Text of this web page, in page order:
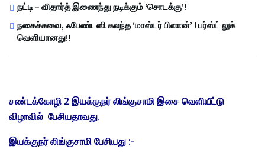
நட்டி – விதார்த் இணைந்து நடிக்கும் ‘சொடக்கு’!
நகைச்சுவை, ஃபேண்டஸி கலந்த ‘மாஸ்டர் பிளான்’ ! பர்ஸ்ட் லுக்
வெளியானது!!
சண்டக்கோழி 2 இயக்குநர் லிங்குசாமி இசை வெளியீட்டு
விழாவில் பேசியதாவது.
இயக்குநர் லிங்குசாமி பேசியது :-